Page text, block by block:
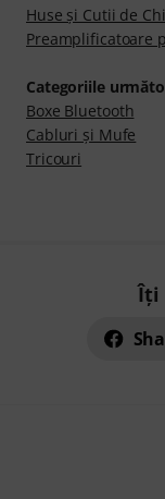
Huse şi Cutii de
Preamplificatoare
Categoriile
Boxe Bluetooth
Cabluri şi Mufe
Tricouri
Îți